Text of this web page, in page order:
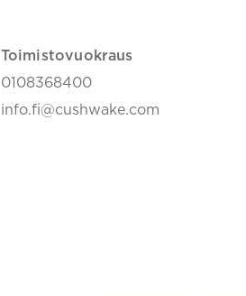
Toimistovuokraus
0108368400
info.fi@cushwake.com